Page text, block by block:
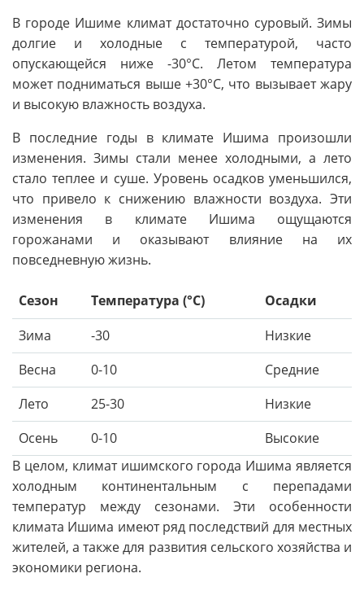
В городе Ишиме климат достаточно суровый. Зимы
долгие и холодные с температурой, часто
опускающейся ниже -30°С. Летом температура
может подниматься выше +30°С, что вызывает жару
и высокую влажность воздуха.
В последние годы в климате Ишима произошли
изменения. Зимы стали менее холодными, а лето
стало теплее и суше. Уровень осадков уменьшился,
что привело к снижению влажности воздуха. Эти
изменения в климате Ишима ощущаются
горожанами и оказывают влияние на их
повседневную жизнь.
Сезон Температура (°C)
Осадки
Зима
-30
Низкие
Весна
0-10
Средние
Лето
25-30
Низкие
Осень
0-10
Высокие
В целом, климат ишимского города Ишима является
холодным континентальным с перепадами
температур между сезонами. Эти особенности
климата Ишима имеют ряд последствий для местных
жителей, а также для развития сельского хозяйства и
экономики региона.